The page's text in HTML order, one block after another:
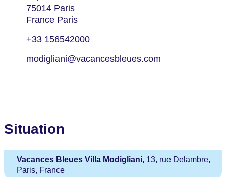
75014 Paris
France Paris
+33 156542000
modigliani@vacancesbleues.com
Situation
Vacances Bleues Villa Modigliani,13, rue Delambre,
Paris, France